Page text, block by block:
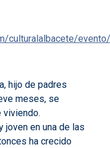
culturalalbacete/
hijo de padres
meses, se
viviendo.
joven en una de las
ha crecido